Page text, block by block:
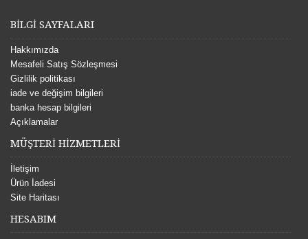
BİLGİ SAYFALARI
Hakkımızda
Mesafeli Satış Sözleşmesi
Gizlilik politikası
iade ve değişim bilgileri
banka hesap bilgileri
Açıklamalar
MÜŞTERİ HİZMETLERİ
İletişim
Ürün İadesi
Site Haritası
HESABIM